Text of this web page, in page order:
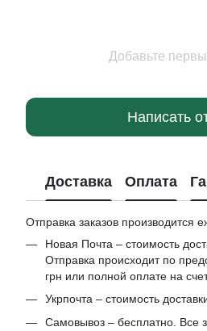
Добавьте
Написать
Доставка Оплата
Отправка заказов производится
Новая Почта – стоимость
Отправка происходит по
грн или полной оплате на
Укрпочта – стоимость
Самовывоз – бесплатно. Все